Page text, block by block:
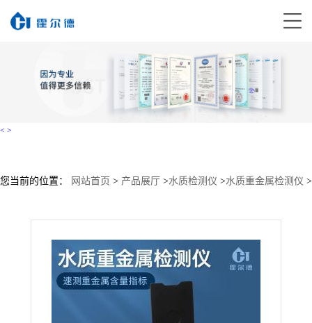
< >
您当前的位置： 网站首页 > 产品展厅 >水质检测仪 >水质重金属检测仪 >